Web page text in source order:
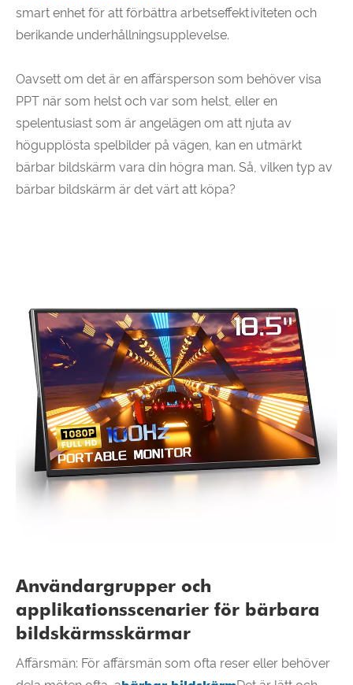
smart enhet för att förbättra arbetseffektiviteten och
berikande underhållningsupplevelse.
Oavsett om det är en affärsperson som behöver visa
PPT när som helst och var som helst, eller en
spelentusiast som är angelägen om att njuta av
högupplösta spelbilder på vägen, kan en utmärkt
bärbar bildskärm vara din högra man. Så, vilken typ av
bärbar bildskärm är det värt att köpa?
Användargrupper och
applikationsscenarier för bärbara
bildskärmsskärmar
Affärsmän: För affärsmän som ofta reser eller behöver